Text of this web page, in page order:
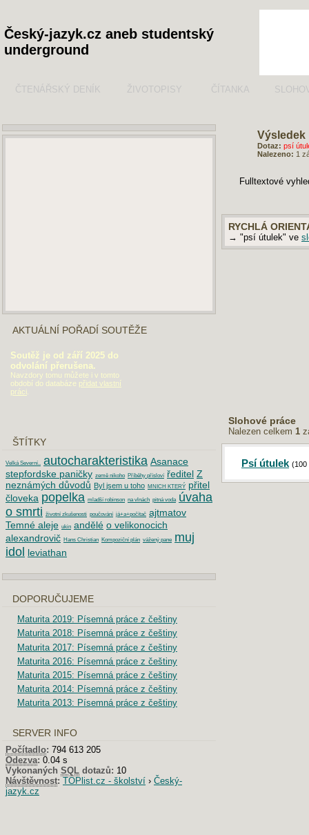
Český-jazyk.cz aneb studentský
underground
ČTENÁŘSKÝ DENÍK ŽIVOTOPISY ČÍTANKA
Výsledek
Dotaz: psí
Nalezeno: 1
Fulltextové
RYCHLÁ
→ "psí útulek" ve
Slohové práce
Nalezen celkem 1
Psí útulek (100
AKTUÁLNÍ POŘADÍ SOUTĚŽE
Soutěž je od září 2025 do
odvolání přerušena.
Navzdory tomu můžete i v tomto
období do databáze přidat vlastní
práci
ŠTÍTKY
Velká Severní.. autocharakteristika Asanace
stepfordske paničky země nikoho Příběhy přísloví ředitel Z
neznámých důvodů Byl jsem u toho MNICH KTERÝ přitel
človeka popelka mladší robinson na vlnách pitná voda úvaha
o smrti životní zkušenosti poučování já+a+počítač ajtmatov
Temné aleje ukin andělé o velikonocich
alexandrovič Hans Christian Kompoziční plán vážený pane muj
idol leviathan
DOPORUČUJEME
Maturita 2019: Písemná práce z češtiny
Maturita 2018: Písemná práce z češtiny
Maturita 2017: Písemná práce z češtiny
Maturita 2016: Písemná práce z češtiny
Maturita 2015: Písemná práce z češtiny
Maturita 2014: Písemná práce z češtiny
Maturita 2013: Písemná práce z češtiny
SERVER INFO
Počítadlo: 794 613 205
Odezva: 0.04 s
Vykonaných SQL dotazů: 10
Návštěvnost: TOPlist.cz - školství › Český-
jazyk.cz